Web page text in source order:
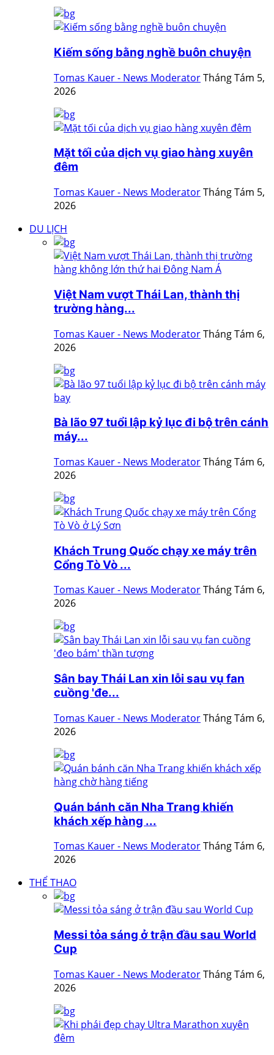
Kiếm sống bằng nghề buôn chuyện
Tomas Kauer - News ModeratorTháng Tám 5,
2026
Mặt tối của dịch vụ giao hàng xuyên
đêm
Tomas Kauer - News ModeratorTháng Tám 5,
2026
DU LỊCH
Việt Nam vượt Thái Lan, thành thị
trường hàng...
Tomas Kauer - News ModeratorTháng Tám 6,
2026
Bà lão 97 tuổi lập kỷ lục đi bộ trên cánh
máy...
Tomas Kauer - News ModeratorTháng Tám 6,
2026
Khách Trung Quốc chạy xe máy trên
Cổng Tò Vò ...
Tomas Kauer - News ModeratorTháng Tám 6,
2026
Sân bay Thái Lan xin lỗi sau vụ fan
cuồng 'đe...
Tomas Kauer - News ModeratorTháng Tám 6,
2026
Quán bánh căn Nha Trang khiến
khách xếp hàng ...
Tomas Kauer - News ModeratorTháng Tám 6,
2026
THỂ THAO
Messi tỏa sáng ở trận đầu sau World
Cup
Tomas Kauer - News ModeratorTháng Tám 6,
2026